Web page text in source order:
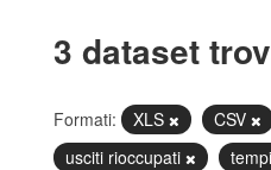
3 dataset
Formati: XLS CSV
usciti rioccupati